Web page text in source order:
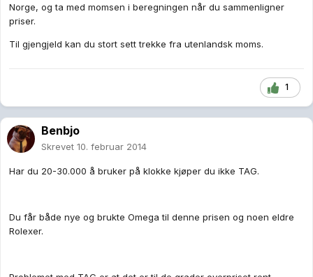
Norge, og ta med momsen i beregningen når du sammenligner
priser.
Til gjengjeld kan du stort sett trekke fra utenlandsk moms.
1
Benbjo
Skrevet 10. februar 2014
Har du 20-30.000 å bruker på klokke kjøper du ikke TAG.
Du får både nye og brukte Omega til denne prisen og noen eldre
Rolexer.